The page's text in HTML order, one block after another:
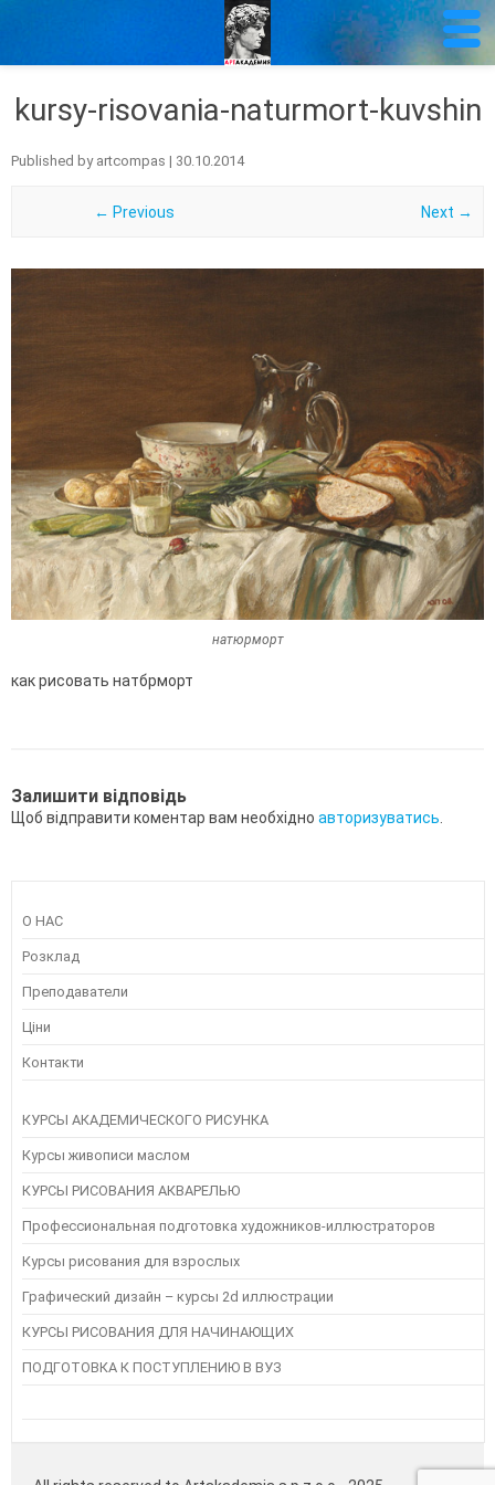
kursy-risovania-naturmort-kuvshin
Published by artcompas | 30.10.2014
← Previous Next →
натюрморт
как рисовать натбрморт
Залишити відповідь
Щоб відправити коментар вам необхідно авторизуватись
О НАС
Розклад
Преподаватели
Ціни
Контакти
КУРСЫ АКАДЕМИЧЕСКОГО РИСУНКА
Курсы живописи маслом
КУРСЫ РИСОВАНИЯ АКВАРЕЛЬЮ
Профессиональная подготовка художников-иллюстраторов
Курсы рисования для взрослых
Графический дизайн – курсы 2d иллюстрации
КУРСЫ РИСОВАНИЯ ДЛЯ НАЧИНАЮЩИХ
ПОДГОТОВКА К ПОСТУПЛЕНИЮ В ВУЗ